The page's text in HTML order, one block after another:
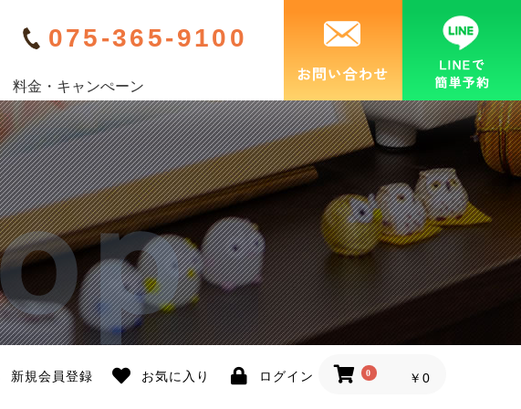
075-365-9100
料金・キャンぺーン
新規会員登録 お気に入り ログイン 0 ￥0